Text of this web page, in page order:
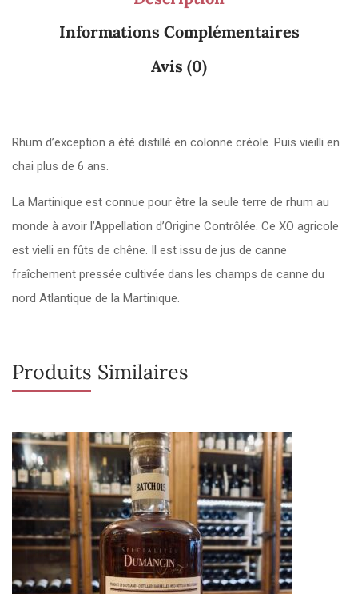
Informations Complémentaires
Avis (0)
Rhum d’exception a été distillé en colonne créole. Puis vieilli en
chai plus de 6 ans.
La Martinique est connue pour être la seule terre de rhum au
monde à avoir l’Appellation d’Origine Contrôlée. Ce XO agricole
est vielli en fûts de chêne. Il est issu de jus de canne
fraîchement pressée cultivée dans les champs de canne du
nord Atlantique de la Martinique.
Produits Similaires